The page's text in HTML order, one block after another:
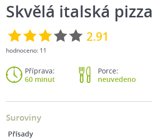
Skvělá italská pizza
2.91
hodnoceno: 11
Příprava:
60 minut
Porce:
neuvedeno
Suroviny
Přísady